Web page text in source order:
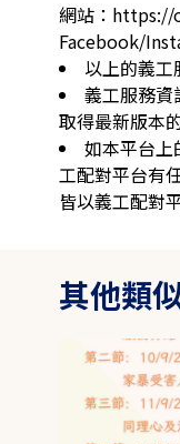
網站：https://
Facebook/
以上的義工
義工服務資
取得最新版本
如本平台上
工配對平台有
皆以義工配對
其他類